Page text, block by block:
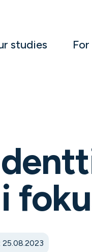
studies
25.08.2023